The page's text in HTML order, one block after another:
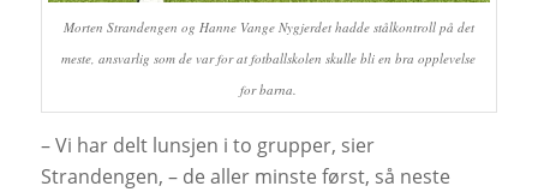
Morten Strandengen og Hanne Vange Nygjerdet hadde stålkontroll på det
meste, ansvarlig som de var for at fotballskolen skulle bli en bra opplevelse
for barna.
– Vi har delt lunsjen i to grupper, sier
Strandengen, – de aller minste først, så neste